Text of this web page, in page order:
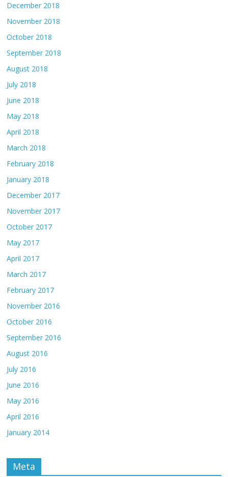
December 2018
November 2018
October 2018
September 2018
August 2018
July 2018
June 2018
May 2018
April 2018
March 2018
February 2018
January 2018
December 2017
November 2017
October 2017
May 2017
April 2017
March 2017
February 2017
November 2016
October 2016
September 2016
August 2016
July 2016
June 2016
May 2016
April 2016
January 2014
Meta